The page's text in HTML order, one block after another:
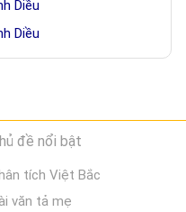
Diều
Diều
đề nổi bật
tích Việt Bắc
văn tả mẹ